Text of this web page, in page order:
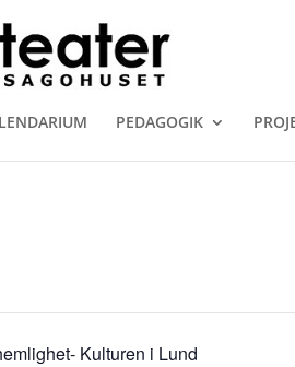
PEDAGOGIK
Kulturen i Lund